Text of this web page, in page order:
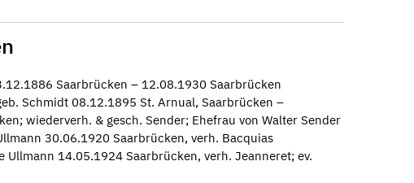
Saarbrücken – 12.08.1930 Saarbrücken
Schmidt 08.12.1895 St. Arnual, Saarbrücken –
wiederverh. & gesch. Sender; Ehefrau von Walter Sender
30.06.1920 Saarbrücken, verh. Bacquias
Ullmann 14.05.1924 Saarbrücken, verh. Jeanneret; ev.